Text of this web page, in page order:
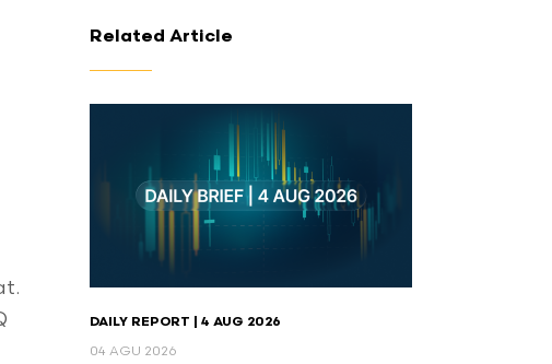
Related Article
DAILY REPORT | 4 AUG 2026
04 AGU 2026